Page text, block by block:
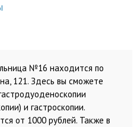
№16 находится по
121. Здесь вы сможете
и гастроскопии.
от 1000 рублей. Также в